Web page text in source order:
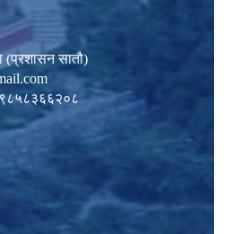
(प्रशासन सातौ)